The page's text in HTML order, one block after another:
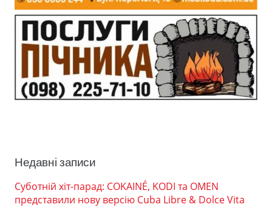
Недавні записи
Суботній хіт-парад: COKAINÉ, KODI та OMEN
представили нову версію Cuba Libre & Dolce Vita